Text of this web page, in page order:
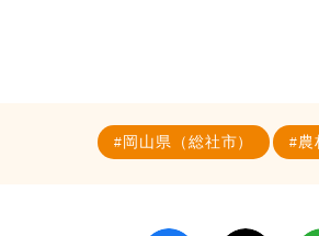
岡山県（総社市） 農